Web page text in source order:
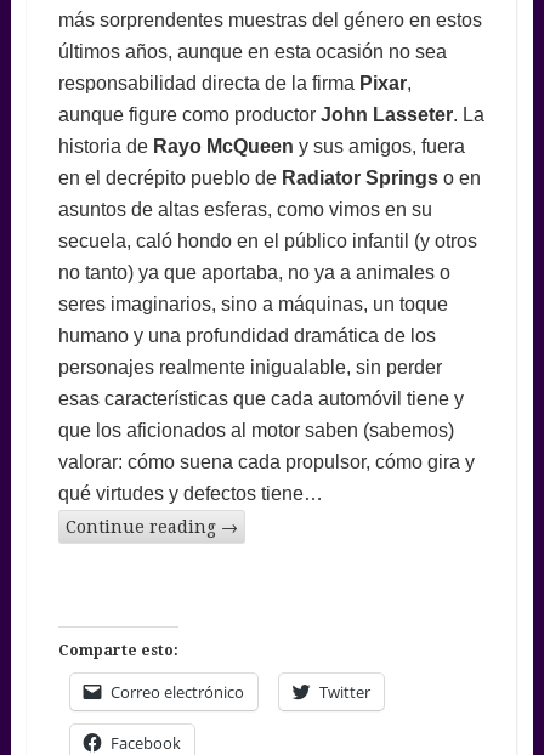
más sorprendentes muestras del género en estos
últimos años, aunque en esta ocasión no sea
responsabilidad directa de la firma Pixar,
aunque figure como productor John Lasseter. La
historia de Rayo McQueen y sus amigos, fuera
en el decrépito pueblo de Radiator Springso en
asuntos de altas esferas, como vimos en su
secuela, caló hondo en el público infantil (y otros
no tanto) ya que aportaba, no ya a animales o
seres imaginarios, sino a máquinas, un toque
humano y una profundidad dramática de los
personajes realmente inigualable, sin perder
esas características que cada automóvil tiene y
que los aficionados al motor saben (sabemos)
valorar: cómo suena cada propulsor, cómo gira y
qué virtudes y defectos tiene…
Continue reading →
Comparte esto:
Correo electrónico Twitter
Facebook